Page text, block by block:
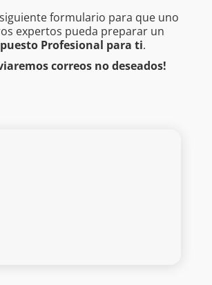
formulario para que uno
expertos pueda preparar un
Profesional para ti.
correos no deseados!